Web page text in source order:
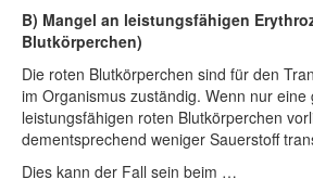
B) Mangel an leistungsfähigen
Blutkörperchen)
Die roten Blutkörperchen sind für den
im Organismus zuständig. Wenn nur eine
leistungsfähigen roten Blutkörperchen
dementsprechend weniger Sauerstoff
Dies kann der Fall sein beim …